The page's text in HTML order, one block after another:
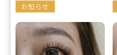
お知らせ